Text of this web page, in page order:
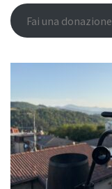
Fai una donazione